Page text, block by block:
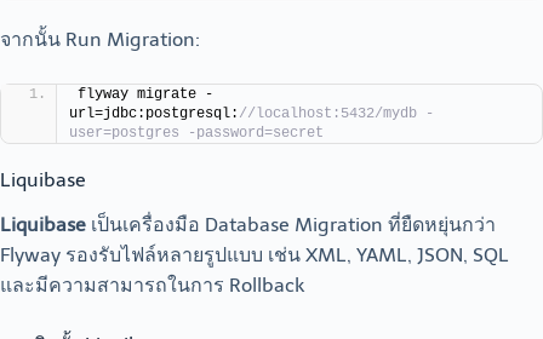
จากนั้น Run Migration:
flyway migrate -
url=jdbc:postgresql: //localhost:5432/mydb -
user=postgres -password=secret
Liquibase
Liquibase เป็นเครื่องมือ Database Migration ที่ยืดหยุ่นกว่า
Flyway รองรับไฟล์หลายรูปแบบ เช่น XML, YAML, JSON, SQL
และมีความสามารถในการ Rollback